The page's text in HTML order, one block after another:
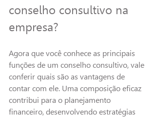
conselho consultivo na
empresa?
Agora que você conhece as principais
funções de um conselho consultivo, vale
conferir quais são as vantagens de
contar com ele. Uma composição eficaz
contribui para o planejamento
financeiro, desenvolvendo estratégias